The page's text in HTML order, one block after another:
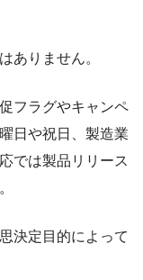
ありません。
フラグやキャンペ
日や祝日、製造業
では製品リリース
決定目的によって